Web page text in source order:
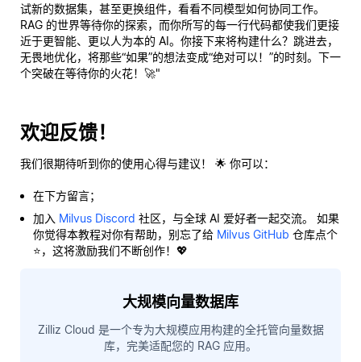
试新的数据集，甚至更换组件，看看不同模型如何协同工作。
RAG 的世界等待你的探索，而你所写的每一行代码都使我们更接
近于更智能、更以人为本的 AI。你接下来将构建什么？跳进去，
无畏地优化，将那些“如果”的想法变成“绝对可以！”的时刻。下一
个突破在等待你的火花！🚀"
欢迎反馈！
我们很期待听到你的使用心得与建议！ 🌟 你可以：
在下方留言；
加入 Milvus Discord 社区，与全球 AI 爱好者一起交流。 如果
你觉得本教程对你有帮助，别忘了给 Milvus GitHub 仓库点个
⭐，这将激励我们不断创作！💖
大规模向量数据库
Zilliz Cloud 是一个专为大规模应用构建的全托管向量数据
库，完美适配您的 RAG 应用。